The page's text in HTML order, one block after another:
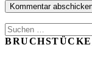
Suchen
nach: